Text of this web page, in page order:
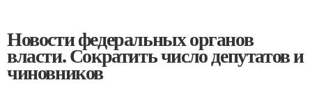
Новости федеральных органов
власти. Сократить число депутатов и
чиновников